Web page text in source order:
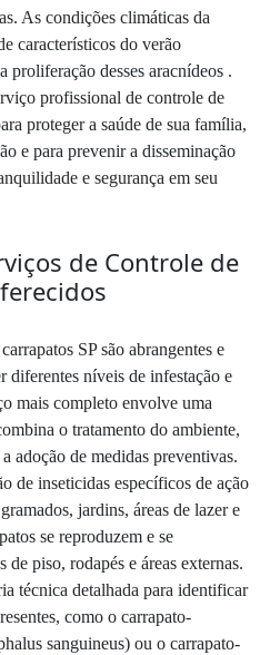
As condições climáticas da
característicos do verão
proliferação desses aracnídeos .
profissional de controle de
proteger a saúde de sua família,
e para prevenir a disseminação
e segurança em seu
de Controle de
SP são abrangentes e
diferentes níveis de infestação e
mais completo envolve uma
o tratamento do ambiente,
adoção de medidas preventivas.
de inseticidas específicos de ação
jardins, áreas de lazer e
se reproduzem e se
piso, rodapés e áreas externas.
técnica detalhada para identificar
como o carrapato-
sanguineus) ou o carrapato-